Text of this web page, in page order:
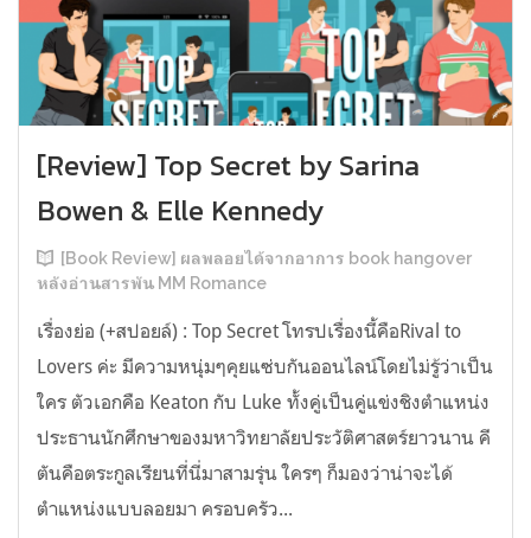
[Review] Top Secret by Sarina
Bowen & Elle Kennedy
[Book Review] ผลพลอยได้จากอาการ book hangover
หลังอ่านสารพัน MM Romance
เรื่องย่อ (+สปอยล์) : Top Secret โทรปเรื่องนี้คือRival to
Lovers ค่ะ มีความหนุ่มๆคุยแซ่บกันออนไลน์โดยไม่รู้ว่าเป็น
ใคร ตัวเอกคือ Keaton กับ Luke ทั้งคู่เป็นคู่แข่งชิงตำแหน่ง
ประธานนักศึกษาของมหาวิทยาลัยประวัติศาสตร์ยาวนาน คี
ตันคือตระกูลเรียนที่นี่มาสามรุ่น ใครๆ ก็มองว่าน่าจะได้
ตำแหน่งแบบลอยมา ครอบครัว...